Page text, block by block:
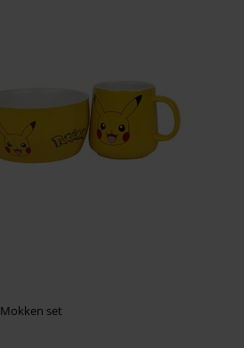
Mokken set